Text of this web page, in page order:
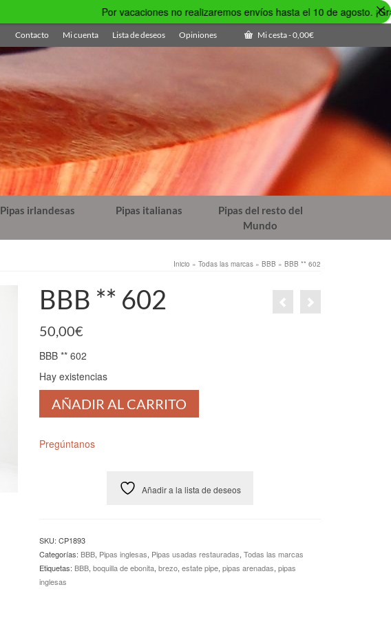
Por vacaciones no realizaremos envíos hasta el 10 de agosto. ¡Gracias!
Contacto Mi cuenta Lista de deseos Opiniones Mi cesta-0,00€
Pipas irlandesas Pipas italianas
Pipas del resto del
Mundo
Inicio » Todas las marcas » BBB » BBB ** 602
BBB ** 602
50,00€
BBB ** 602
Hay existencias
BBB
cantidad
AÑADIR AL CARRITO
Pregúntanos
Añadir a la lista de deseos
SKU:CP1893
Categorías: BBB, Pipas inglesas, Pipas usadas restauradas,Todas las marcas
Etiquetas: BBB,boquilla de ebonita,brezo,estate pipe,pipas arenadas,pipas
inglesas